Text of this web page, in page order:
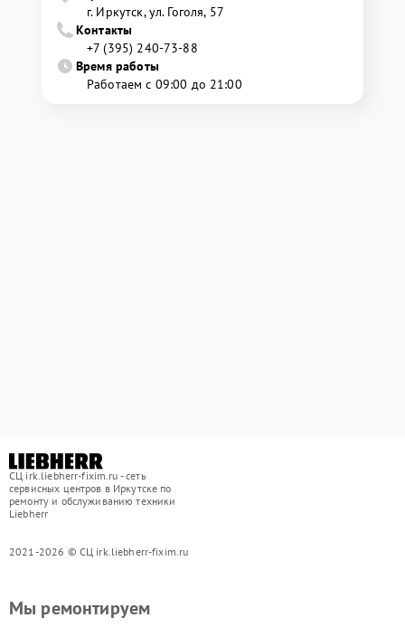
г. Иркутск, ул. ​Гоголя, 57
Контакты
+7 (395) 240-73-88
Время работы
Работаем с 09:00 до 21:00
СЦ irk.liebherr-fixim.ru - сеть
сервисных центров в Иркутске по
ремонту и обслуживанию техники
Liebherr
2021-2026 © СЦ irk.liebherr-fixim.ru
Мы ремонтируем